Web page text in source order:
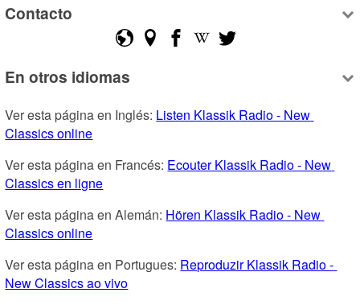
Contacto
En otros idiomas
Ver esta página en Inglés: Listen Klassik Radio - New
Classics online
Ver esta página en Francés: Ecouter Klassik Radio - New
Classics en ligne
Ver esta página en Alemán: Hören Klassik Radio - New
Classics online
Ver esta página en Portugues: Reproduzir Klassik Radio -
New Classics ao vivo